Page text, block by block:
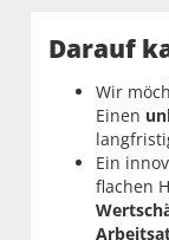
Darauf
Wir
Einen
Ein
flachen